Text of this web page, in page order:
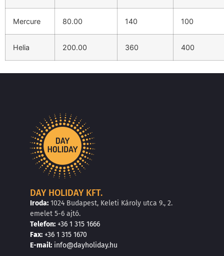
Mercure 80.00 140 100
Helia 200.00 360 400
DAY HOLIDAY KFT.
Iroda: 1024 Budapest, Keleti Károly utca 9., 2.
emelet 5-6 ajtó.
Telefon: +36 1 315 1666
Fax: +36 1 315 1670
E-mail: info@dayholiday.hu